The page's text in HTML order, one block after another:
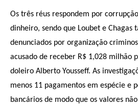
Os três réus respondem por
dinheiro, sendo que Loubet e Chagas
denunciados por organização
acusado de receber R$ 1,028 milhão
doleiro Alberto Yousseff. As
menos 11 pagamentos em espécie e
bancários de modo que os valores